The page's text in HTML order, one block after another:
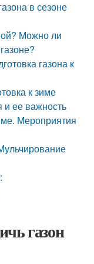
в сезоне
Можно ли
газона к
к зиме
и ее важность
Мероприятия
газон